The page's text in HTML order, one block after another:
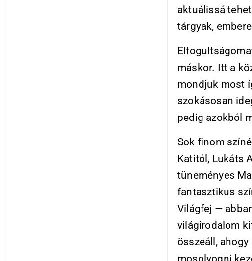
aktuálissá
tárgyak,
máskor. Itt a
mondjuk most
szokásosan
pedig azokból
Sok finom
Katitól, Lukáts
tüneményes
fantasztikus
Világfej —
világirodalom
összeáll,
mosolyogni